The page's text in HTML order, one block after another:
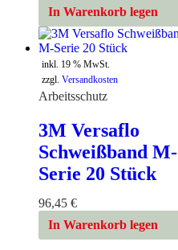
In Warenkorb legen
inkl. 19 % MwSt.
zzgl. Versandkosten
Arbeitsschutz
3M Versaflo
Schweißband M-
Serie 20 Stück
96,45 €
In Warenkorb legen